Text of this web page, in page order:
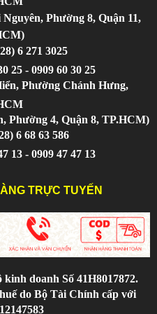
Phường 8, Quận 11,
6 271 3025
25 - 0909 60 30 25
Phường Chánh Hưng,
Phường 4, Quận 8, TP.HCM)
6 68 63 586
13 - 0909 47 47 13
TRỰC TUYẾN
doanh Số 41H8017872.
do Bộ Tài Chính cấp với